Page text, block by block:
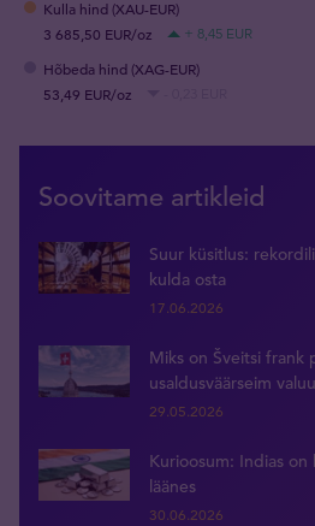
Kulla hind (XAU-EUR)
3 685,50 EUR/oz
+ 8,45 EUR
Hõbeda hind (XAG-EUR)
53,49 EUR/oz
Soovitame artikleid
Suur küsitlus:
kulda osta
17.06.2026
Miks on Šveitsi frank
usaldusväärseim
29.05.2026
Kurioosum: Indias
läänes
30.06.2026